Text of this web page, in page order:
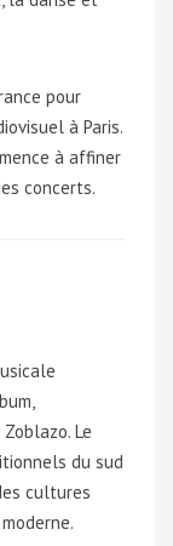
pour
à Paris.
à affiner
concerts.
Le
du sud
cultures